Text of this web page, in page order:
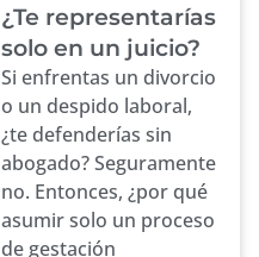
¿Te representarías
solo en un juicio?
Si enfrentas un divorcio
o un despido laboral,
¿te defenderías sin
abogado? Seguramente
no. Entonces, ¿por qué
asumir solo un proceso
de gestación